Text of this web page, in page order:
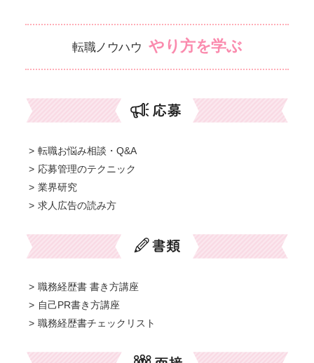
転職ノウハウ やり方を学ぶ
転職お悩み相談・Q&A
応募管理のテクニック
業界研究
求人広告の読み方
職務経歴書 書き方講座
自己PR書き方講座
職務経歴書チェックリスト